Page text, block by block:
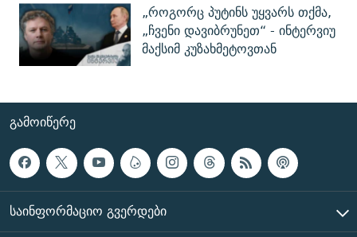
„როგორც პუტინს უყვარს თქმა,
„ჩვენი დავიბრუნეთ“ - ინტერვიუ
მაქსიმ კუზახმეტოვთან
ᲒᲐᲛᲝᲘᲬᲔᲠᲔ
ᲡᲐᲘᲜᲤᲝᲠᲛᲐᲪᲘᲝ ᲒᲕᲔᲠᲓᲔᲑᲘ